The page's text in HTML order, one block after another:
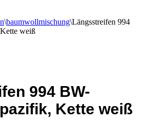
\baumwollmischung\Längsstreifen 994
weiß
994 BW-
Kette weiß